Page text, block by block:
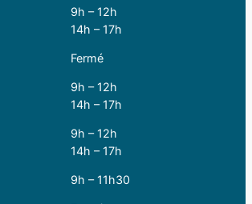
9h – 12h
14h – 17h
Fermé
9h – 12h
14h – 17h
9h – 12h
14h – 17h
9h – 11h30